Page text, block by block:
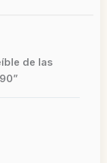
de las